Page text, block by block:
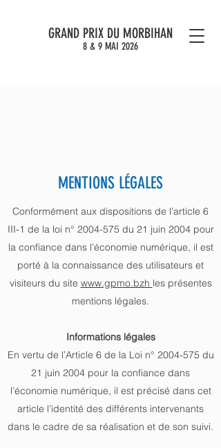
GRAND PRIX DU MORBIHAN
8 & 9 MAI 2026
MENTIONS LÉGALES
Conformément aux dispositions de l’article 6
III-1 de la loi n° 2004-575 du 21 juin 2004 pour
la confiance dans l’économie numérique, il est
porté à la connaissance des utilisateurs et
visiteurs du site www.gpmo.bzh les présentes
mentions légales.
Informations légales
En vertu de l’Article 6 de la Loi n° 2004-575 du
21 juin 2004 pour la confiance dans
l’économie numérique, il est précisé dans cet
article l’identité des différents intervenants
dans le cadre de sa réalisation et de son suivi.